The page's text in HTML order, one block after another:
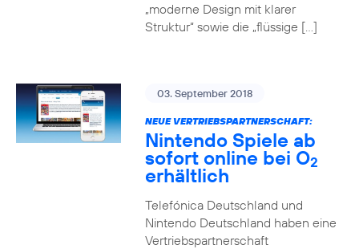
„moderne Design mit klarer
Struktur“ sowie die „flüssige […]
03. September 2018
NEUE VERTRIEBSPARTNERSCHAFT:
Nintendo Spiele ab
sofort online bei O2
erhältlich
Telefónica Deutschland und
Nintendo Deutschland haben eine
Vertriebspartnerschaft